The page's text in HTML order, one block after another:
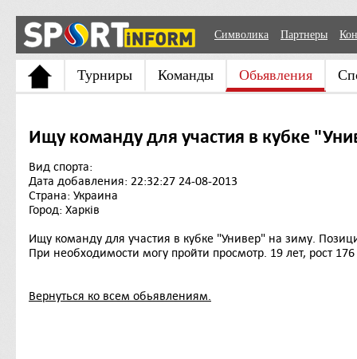
Символика Партнеры
Турниры Команды Обьявления
Ищу команду для участия в кубке
Вид спорта:
Дата добавления: 22:32:27 24-08-2013
Страна: Украина
Город: Харків
Ищу команду для участия в кубке "Универ" на зиму.
При необходимости могу пройти просмотр. 19 лет, рост
Вернуться ко всем обьявлениям.